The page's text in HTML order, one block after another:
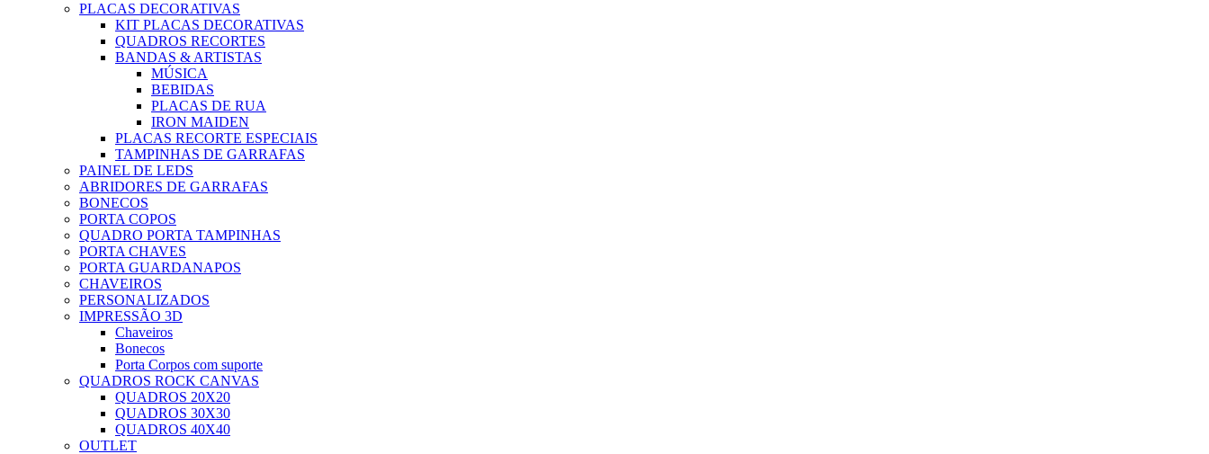
PLACAS DECORATIVAS
KIT PLACAS DECORATIVAS
QUADROS RECORTES
BANDAS & ARTISTAS
MÚSICA
BEBIDAS
PLACAS DE RUA
IRON MAIDEN
PLACAS RECORTE ESPECIAIS
TAMPINHAS DE GARRAFAS
PAINEL DE LEDS
ABRIDORES DE GARRAFAS
BONECOS
PORTA COPOS
QUADRO PORTA TAMPINHAS
PORTA CHAVES
PORTA GUARDANAPOS
CHAVEIROS
PERSONALIZADOS
IMPRESSÃO 3D
Chaveiros
Bonecos
Porta Corpos com suporte
QUADROS ROCK CANVAS
QUADROS 20X20
QUADROS 30X30
QUADROS 40X40
OUTLET